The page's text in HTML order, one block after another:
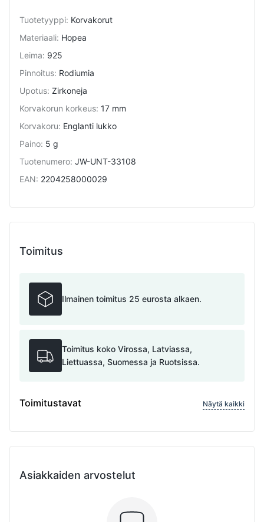
Tuotetyyppi: Korvakorut
Materiaali: Hopea
Leima: 925
Pinnoitus: Rodiumia
Upotus: Zirkoneja
Korvakorun korkeus: 17 mm
Korvakoru: Englanti lukko
Paino: 5 g
Tuotenumero: JW-UNT-33108
EAN: 2204258000029
Toimitus
Ilmainen toimitus 25 eurosta alkaen.
Toimitus koko Virossa, Latviassa,
Liettuassa, Suomessa ja Ruotsissa.
Toimitustavat Näytä kaikki
Asiakkaiden arvostelut